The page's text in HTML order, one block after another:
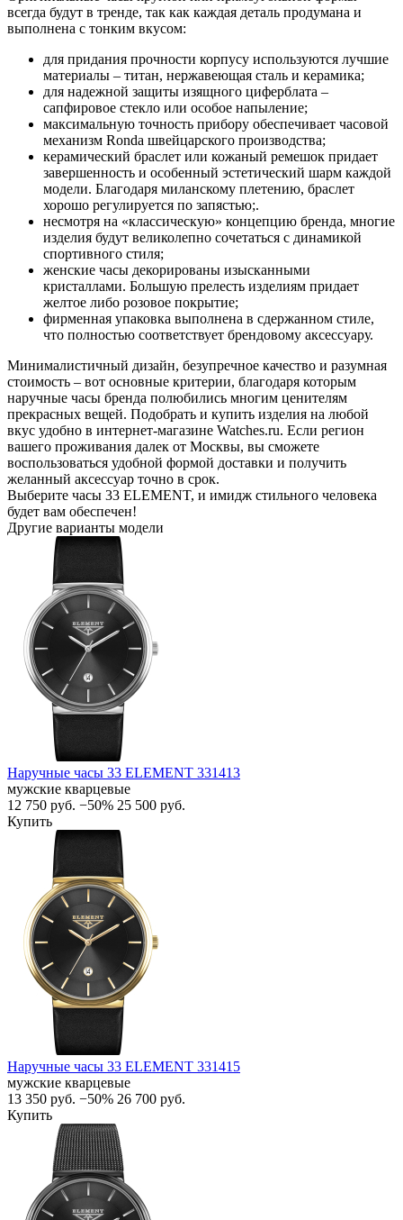
всегда будут в тренде, так как каждая деталь продумана и
выполнена с тонким вкусом:
для придания прочности корпусу используются лучшие
материалы – титан, нержавеющая сталь и керамика;
для надежной защиты изящного циферблата –
сапфировое стекло или особое напыление;
максимальную точность прибору обеспечивает часовой
механизм Ronda швейцарского производства;
керамический браслет или кожаный ремешок придает
завершенность и особенный эстетический шарм каждой
модели. Благодаря миланскому плетению, браслет
хорошо регулируется по запястью;.
несмотря на «классическую» концепцию бренда, многие
изделия будут великолепно сочетаться с динамикой
спортивного стиля;
женские часы декорированы изысканными
кристаллами. Большую прелесть изделиям придает
желтое либо розовое покрытие;
фирменная упаковка выполнена в сдержанном стиле,
что полностью соответствует брендовому аксессуару.
Минималистичный дизайн, безупречное качество и разумная
стоимость – вот основные критерии, благодаря которым
наручные часы бренда полюбились многим ценителям
прекрасных вещей. Подобрать и купить изделия на любой
вкус удобно в интернет-магазине Watches.ru. Если регион
вашего проживания далек от Москвы, вы сможете
воспользоваться удобной формой доставки и получить
желанный аксессуар точно в срок.
Выберите часы 33 ELEMENT, и имидж стильного человека
будет вам обеспечен!
Другие варианты модели
Наручные часы 33 ELEMENT 331413
мужские кварцевые
12 750 руб. −50% 25 500 руб.
Купить
Наручные часы 33 ELEMENT 331415
мужские кварцевые
13 350 руб. −50% 26 700 руб.
Купить